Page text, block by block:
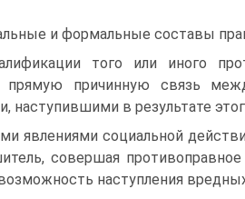
и формальные составы
того или иного
прямую причинную связь
наступившими в результа­те
явлениями социальной
совершая
на­ступления